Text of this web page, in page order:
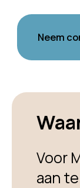
Neem
Voor
aan